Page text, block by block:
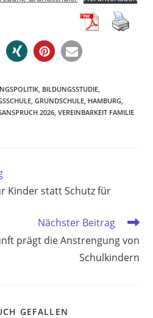
BILDUNGSSTUDIE
GRUNDSCHULE HAMBURG
2026 VEREINBARKEIT FAMILIE
Kinder statt Schutz für
Nächster Beitrag
prägt die Anstrengung von
Schulkindern
GEFALLEN